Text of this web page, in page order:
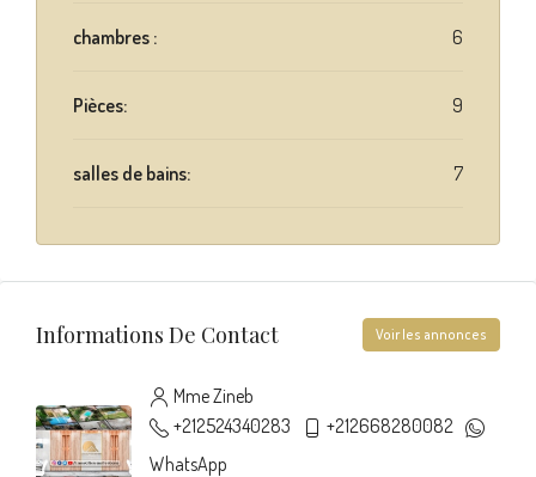
chambres : 6
Pièces: 9
salles de bains: 7
Informations De Contact Voir les annonces
Mme Zineb
+212524340283
+212668280082
WhatsApp